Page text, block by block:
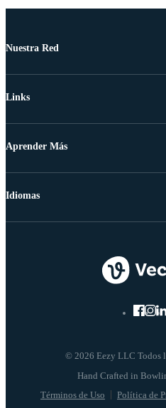
Nuestra Red
Links
Aprender Más
© 2026 Eezy LLC Todos
Términos de Uso Política de
Idiomas